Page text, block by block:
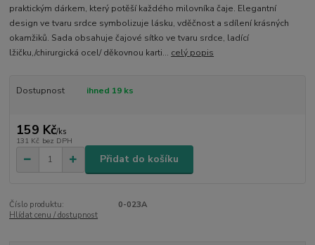
praktickým dárkem, který potěší každého milovníka čaje. Elegantní
design ve tvaru srdce symbolizuje lásku, vděčnost a sdílení krásných
okamžiků. Sada obsahuje čajové sítko ve tvaru srdce, ladící
lžičku,/chirurgická ocel/ děkovnou karti... celý popis
Dostupnost ihned 19 ks
159 Kč/ks
131 Kč bez DPH
Přidat do košíku
Číslo produktu:
0-023A
Hlídat cenu / dostupnost